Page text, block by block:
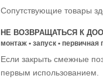
Сопутствующие товары
НЕ ВОЗВРАЩАТЬСЯ К
монтаж • запуск • первичная
Если закрыть смежные
первым использованием.